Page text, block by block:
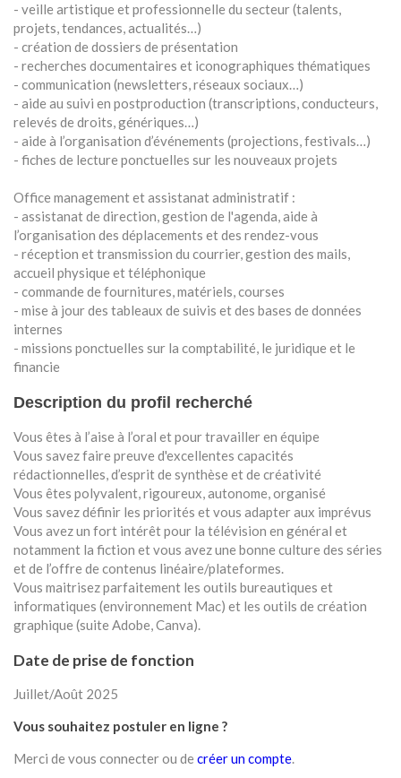
- veille artistique et professionnelle du secteur (talents,
projets, tendances, actualités…)
- création de dossiers de présentation
- recherches documentaires et iconographiques thématiques
- communication (newsletters, réseaux sociaux…)
- aide au suivi en postproduction (transcriptions, conducteurs,
relevés de droits, génériques…)
- aide à l’organisation d’événements (projections, festivals…)
- fiches de lecture ponctuelles sur les nouveaux projets
Office management et assistanat administratif :
- assistanat de direction, gestion de l'agenda, aide à
l’organisation des déplacements et des rendez-vous
- réception et transmission du courrier, gestion des mails,
accueil physique et téléphonique
- commande de fournitures, matériels, courses
- mise à jour des tableaux de suivis et des bases de données
internes
- missions ponctuelles sur la comptabilité, le juridique et le
financie
Description du profil recherché
Vous êtes à l’aise à l’oral et pour travailler en équipe
Vous savez faire preuve d'excellentes capacités
rédactionnelles, d’esprit de synthèse et de créativité
Vous êtes polyvalent, rigoureux, autonome, organisé
Vous savez définir les priorités et vous adapter aux imprévus
Vous avez un fort intérêt pour la télévision en général et
notamment la fiction et vous avez une bonne culture des séries
et de l’offre de contenus linéaire/plateformes.
Vous maitrisez parfaitement les outils bureautiques et
informatiques (environnement Mac) et les outils de création
graphique (suite Adobe, Canva).
Date de prise de fonction
Juillet/Août 2025
Vous souhaitez postuler en ligne ?
Merci de vous connecter ou de créer un compte.